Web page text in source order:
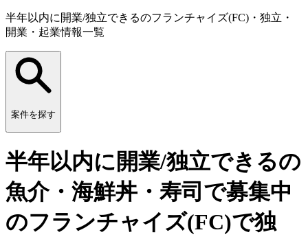
半年以内に開業/独立できるのフランチャイズ(FC)・独立・
開業・起業情報一覧
案件を探す
半年以内に開業/独立できるの
魚介・海鮮丼・寿司で募集中
のフランチャイズ(FC)で独